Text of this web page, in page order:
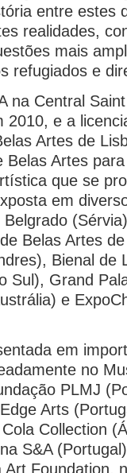
entre estes
realidades,
mais
refugiados e
na Central
2010, e a
Artes de
Artes
que se
em
Belas Artes
Bienal de
Sul), Grand
e
em
no
PLMJ
Arts
Collection
S&A
Foundation,